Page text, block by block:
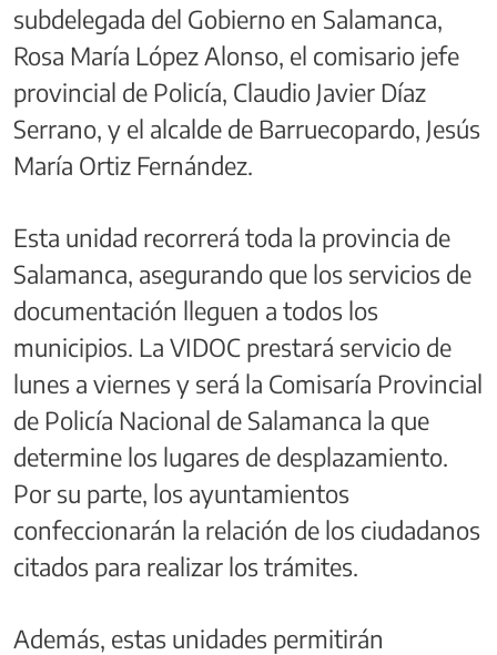
subdelegada del Gobierno en Salamanca,
Rosa María López Alonso, el comisario jefe
provincial de Policía, Claudio Javier Díaz
Serrano, y el alcalde de Barruecopardo, Jesús
María Ortiz Fernández.
Esta unidad recorrerá toda la provincia de
Salamanca, asegurando que los servicios de
documentación lleguen a todos los
municipios. La VIDOC prestará servicio de
lunes a viernes y será la Comisaría Provincial
de Policía Nacional de Salamanca la que
determine los lugares de desplazamiento.
Por su parte, los ayuntamientos
confeccionarán la relación de los ciudadanos
citados para realizar los trámites.
Además, estas unidades permitirán